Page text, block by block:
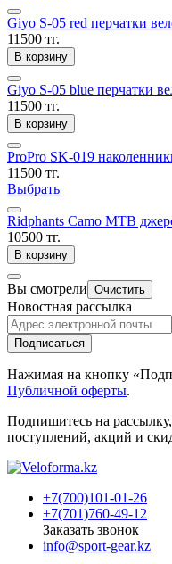
Giyo S-05 red перчатки
11500 тг.
В корзину
Giyo S-05 blue перчатки
11500 тг.
В корзину
ProPro SK-019
11500 тг.
Выбрать
Ridphants Camo MTB
10500 тг.
В корзину
Вы смотрели Очистить
Новостная рассылка
Подписаться
Нажимая на кнопку
Публичной оферты.
Подпишитесь на
поступлений, акций и
+7(700)101-01-26
+7(701)760-49-12
Заказать звонок
info@sport-gear.kz